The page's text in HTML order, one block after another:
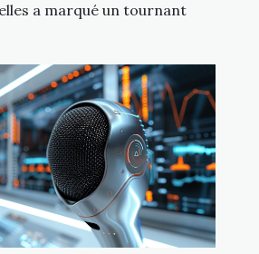
a marqué un tournant